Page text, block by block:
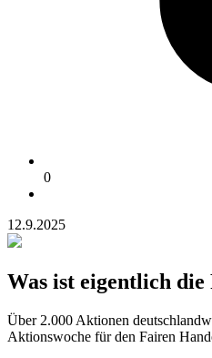
0
12.9.2025
Was ist eigentlich die
Über 2.000 Aktionen
Aktionswoche für den Fairen